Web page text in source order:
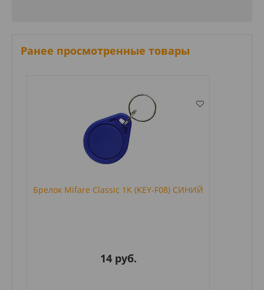
Ранее просмотренные товары
Брелок Mifare Classic 1K (KEY-F08) СИНИЙ
14 руб.